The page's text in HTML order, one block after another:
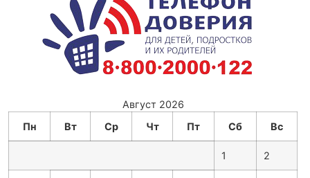
Август 2026
Пн
Вт Ср Чт Пт Сб Вс
1 2